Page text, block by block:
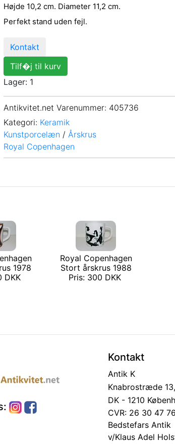
Højde 10,2 cm. Diameter 11,2 cm.
Perfekt stand uden fejl.
Kontakt
Tilf�j til kurv
Lager: 1
Antikvitet.net Varenummer: 405736
Kategori: Keramik
Kunstporcelæn / Årskrus
Royal Copenhagen
1978
DKK
Royal Copenhagen
Stort årskrus 1988
Pris: 300 DKK
Kontakt
Antik K
Knabrostræde
DK - 1210
CVR: 26 30 47 76
Bedstefars Antik
v/Klaus Adel